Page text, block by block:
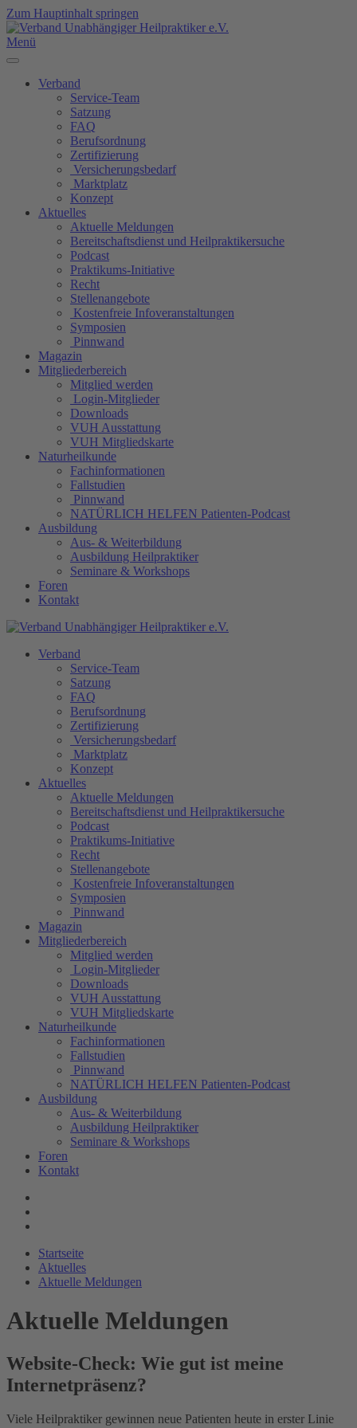
Zum Hauptinhalt springen
Menü
Verband
Service-Team
Satzung
FAQ
Berufsordnung
Zertifizierung
Versicherungsbedarf
Marktplatz
Konzept
Aktuelles
Aktuelle Meldungen
Bereitschaftsdienst und Heilpraktikersuche
Podcast
Praktikums-Initiative
Recht
Stellenangebote
Kostenfreie Infoveranstaltungen
Symposien
Pinnwand
Magazin
Mitgliederbereich
Mitglied werden
Login-Mitglieder
Downloads
VUH Ausstattung
VUH Mitgliedskarte
Naturheilkunde
Fachinformationen
Fallstudien
Pinnwand
NATÜRLICH HELFEN Patienten-Podcast
Ausbildung
Aus- & Weiterbildung
Ausbildung Heilpraktiker
Seminare & Workshops
Foren
Kontakt
Verband
Service-Team
Satzung
FAQ
Berufsordnung
Zertifizierung
Versicherungsbedarf
Marktplatz
Konzept
Aktuelles
Aktuelle Meldungen
Bereitschaftsdienst und Heilpraktikersuche
Podcast
Praktikums-Initiative
Recht
Stellenangebote
Kostenfreie Infoveranstaltungen
Symposien
Pinnwand
Magazin
Mitgliederbereich
Mitglied werden
Login-Mitglieder
Downloads
VUH Ausstattung
VUH Mitgliedskarte
Naturheilkunde
Fachinformationen
Fallstudien
Pinnwand
NATÜRLICH HELFEN Patienten-Podcast
Ausbildung
Aus- & Weiterbildung
Ausbildung Heilpraktiker
Seminare & Workshops
Foren
Kontakt
Startseite
Aktuelles
Aktuelle Meldungen
Aktuelle Meldungen
Website-Check: Wie gut ist meine
Internetpräsenz?
Viele Heilpraktiker gewinnen neue Patienten heute in erster Linie